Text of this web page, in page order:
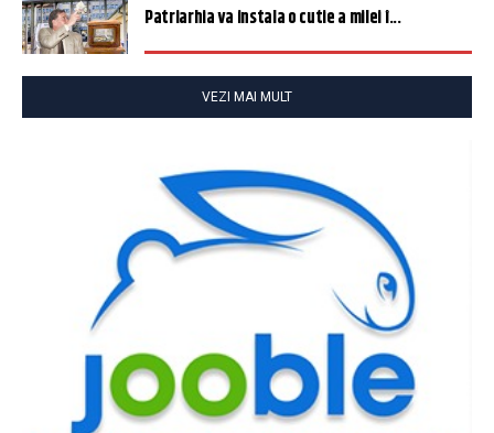
Patriarhia va instala o cutie a milei î...
VEZI MAI MULT